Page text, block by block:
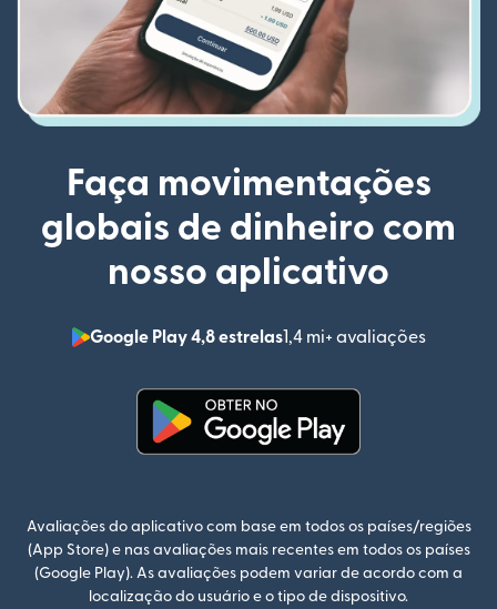
Faça movimentações
globais de dinheiro com
nosso aplicativo
Google Play 4,8 estrelas1,4 mi+ avaliações
(abre
Avaliações do aplicativo com base em todos os países/regiões
(App Store) e nas avaliações mais recentes em todos os países
(Google Play). As avaliações podem variar de acordo com a
localização do usuário e o tipo de dispositivo.